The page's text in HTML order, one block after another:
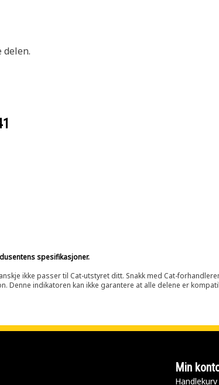
spesifikasjoner.
ikke passer til Cat-utstyret ditt. Snakk med Cat-
indikatoren kan ikke garantere at alle delene er
Min
Handlekurv